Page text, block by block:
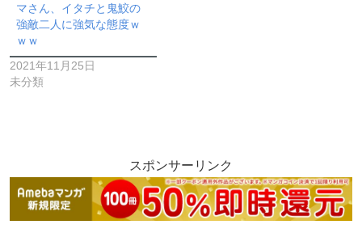
マさん、イタチと鬼鮫の
強敵二人に強気な態度ｗ
ｗｗ
2021年11月25日
未分類
スポンサーリンク